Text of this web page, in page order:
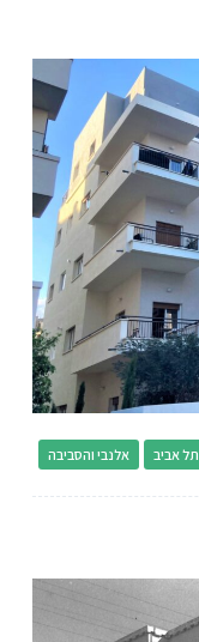
אלנבי והסביבה תל אביב